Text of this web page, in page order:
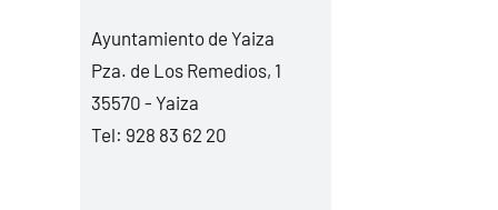
Ayuntamiento de Yaiza
Pza. de Los Remedios, 1
35570 - Yaiza
Tel: 928 83 62 20